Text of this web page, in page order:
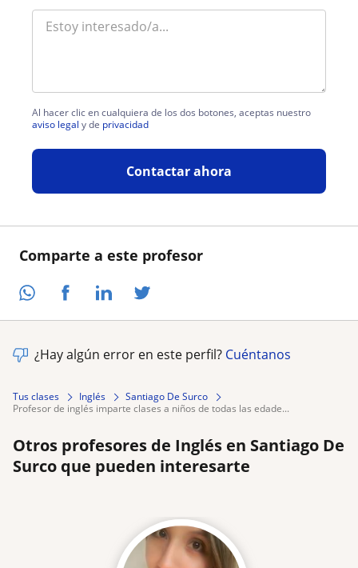
Comparte a este profesor
Al hacer clic en cualquiera de los dos botones, aceptas nuestro
aviso legal y de privacidad
Contactar ahora
¿Hay algún error en este perfil? Cuéntanos
Tus clases Inglés
Santiago De Surco
profesor de inglés imparte clases a niños de todas las edade...
Otros profesores de Inglés en Santiago De
Surco que pueden interesarte